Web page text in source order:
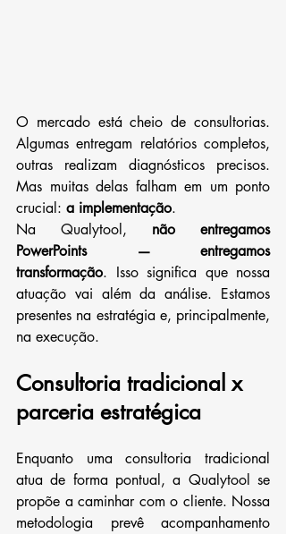
O mercado está cheio de consultorias.
Algumas entregam relatórios completos,
outras realizam diagnósticos precisos.
Mas muitas delas falham em um ponto
crucial: a implementação.
Na Qualytool, não entregamos
PowerPoints — entregamos
transformação. Isso significa que nossa
atuação vai além da análise. Estamos
presentes na estratégia e, principalmente,
na execução.
Consultoria tradicional x
parceria estratégica
Enquanto uma consultoria tradicional
atua de forma pontual, a Qualytool se
propõe a caminhar com o cliente. Nossa
metodologia prevê acompanhamento